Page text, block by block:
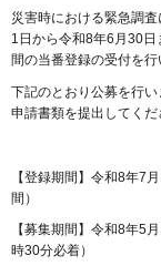
災害時における緊急調
1日から令和8年6月30
間の当番登録の受付を行
下記のとおり公募を行
申請書類を提出してくだ
【登録期間】令和8年7
間）
【募集期間】令和8年5
時30分必着）